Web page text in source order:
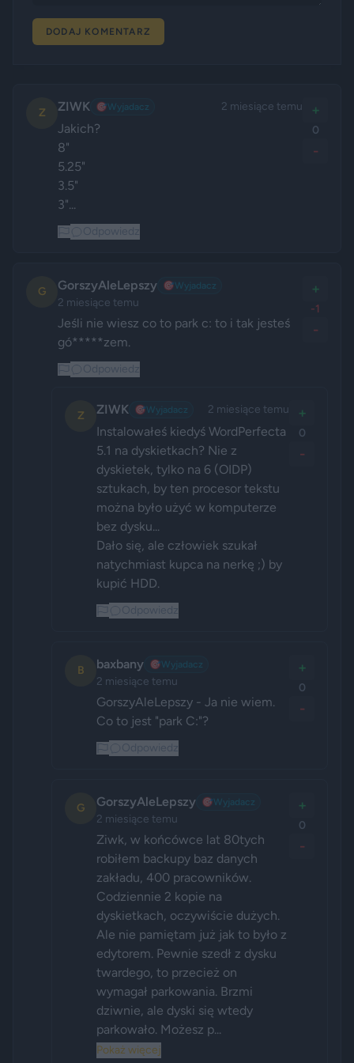
DODAJ KOMENTARZ
Z ZIWK 🎯Wyjadacz 2 miesiące temu
Jakich?
8"
5.25"
3.5"
3"...
+
0
-
G GorszyAleLepszy 🎯Wyjadacz
2 miesiące temu
Jeśli nie wiesz co to park c: to i tak jesteś
gó*****zem.
+
-1
-
Z ZIWK 🎯Wyjadacz 2 miesiące temu
Instalowałeś kiedyś WordPerfecta
5.1 na dyskietkach? Nie z
dyskietek, tylko na 6 (OIDP)
sztukach, by ten procesor tekstu
można było użyć w komputerze
bez dysku...
Dało się, ale człowiek szukał
natychmiast kupca na nerkę ;) by
kupić HDD.
+
0
-
B baxbany 🎯Wyjadacz
2 miesiące temu
GorszyAleLepszy - Ja nie wiem.
Co to jest "park C:"?
+
0
-
G GorszyAleLepszy 🎯Wyjadacz
2 miesiące temu
Ziwk, w końcówce lat 80tych
robiłem backupy baz danych
zakładu, 400 pracowników.
Codziennie 2 kopie na
dyskietkach, oczywiście dużych.
Ale nie pamiętam już jak to było z
edytorem. Pewnie szedł z dysku
twardego, to przecież on
wymagał parkowania. Brzmi
dziwnie, ale dyski się wtedy
parkowało. Możesz p...
Pokaż więcej
+
0
-